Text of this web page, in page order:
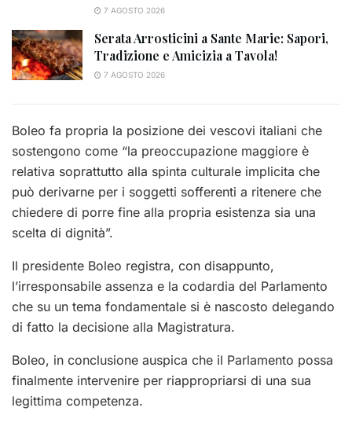
7 AGOSTO 2026
Serata Arrosticini a Sante Marie: Sapori,
Tradizione e Amicizia a Tavola!
7 AGOSTO 2026
Boleo fa propria la posizione dei vescovi italiani che
sostengono come “la preoccupazione maggiore è
relativa soprattutto alla spinta culturale implicita che
può derivarne per i soggetti sofferenti a ritenere che
chiedere di porre fine alla propria esistenza sia una
scelta di dignità”.
Il presidente Boleo registra, con disappunto,
l’irresponsabile assenza e la codardia del Parlamento
che su un tema fondamentale si è nascosto delegando
di fatto la decisione alla Magistratura.
Boleo, in conclusione auspica che il Parlamento possa
finalmente intervenire per riappropriarsi di una sua
legittima competenza.